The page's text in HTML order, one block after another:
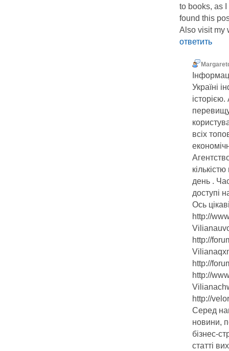
to books, as I
found this
Also visit my
ответить
Україні
всіх
день .
доступі
Ось
http://
http://
http://
http://
http://
Серед
новини,
бізнес-
статті